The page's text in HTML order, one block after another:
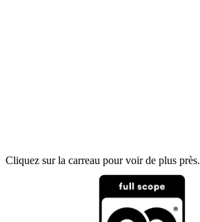
Cliquez sur la carreau pour voir de plus près.